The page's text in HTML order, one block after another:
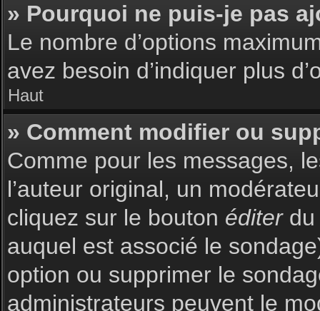
» Pourquoi ne puis-je pas
Le nombre d’options
avez besoin d’indiquer plus
Haut
» Comment modifier ou
Comme pour les messages,
l’auteur original, un
cliquez sur le bouton éditerdu
auquel est associé le
option ou supprimer le
administrateurs peuvent le